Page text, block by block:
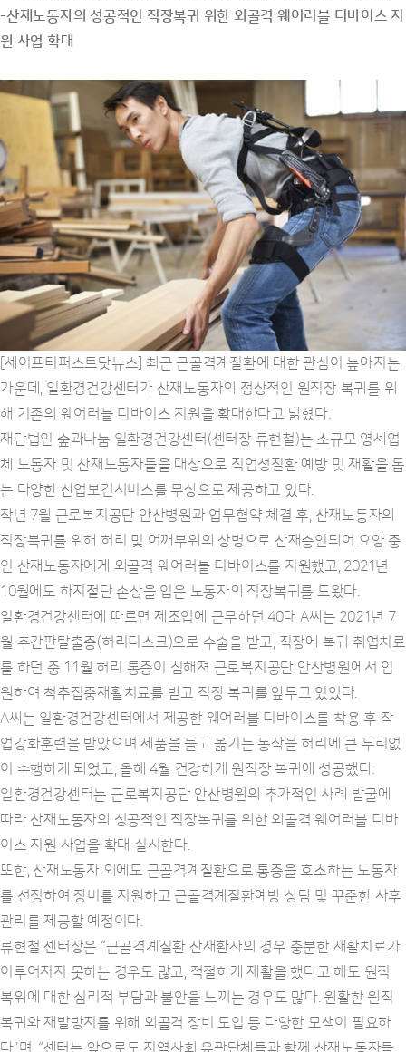
일
환
경
센
격
계
산
재
노
동
자'
근
로
복
귀
위
한
어
러
블
디
바
이
스
원
사
업
확
대
실
-
상
세
정
보
-산재노동자의 성공적인 직장복귀 위한 외골격 웨어러블 디바이스 지
원 사업 확대
[세이프티퍼스트닷뉴스] 최근 근골격계질환에 대한 관심이 높아지는
가운데, 일환경건강센터가 산재노동자의 정상적인 원직장 복귀를 위
해 기존의 웨어러블 디바이스 지원을 확대한다고 밝혔다.
재단법인 숲과나눔 일환경건강센터(센터장 류현철)는 소규모 영세업
체 노동자 및 산재노동자들을 대상으로 직업성질환 예방 및 재활을 돕
는 다양한 산업보건서비스를 무상으로 제공하고 있다.
작년 7월 근로복지공단 안산병원과 업무협약 체결 후, 산재노동자의
직장복귀를 위해 허리 및 어깨부위의 상병으로 산재승인되어 요양 중
인 산재노동자에게 외골격 웨어러블 디바이스를 지원했고, 2021년
10월에도 하지절단 손상을 입은 노동자의 직장복귀를 도왔다.
일환경건강센터에 따르면 제조업에 근무하던 40대 A씨는 2021년 7
월 추간판탈출증(허리디스크)으로 수술을 받고, 직장에 복귀 취업치료
를 하던 중 11월 허리 통증이 심해져 근로복지공단 안산병원에서 입
원하여 척추집중재활치료를 받고 직장 복귀를 앞두고 있었다.
A씨는 일환경건강센터에서 제공한 웨어러블 디바이스를 착용 후 작
업강화훈련을 받았으며 제품을 들고 옮기는 동작을 허리에 큰 무리없
이 수행하게 되었고, 올해 4월 건강하게 원직장 복귀에 성공했다.
일환경건강센터는 근로복지공단 안산병원의 추가적인 사례 발굴에
따라 산재노동자의 성공적인 직장복귀를 위한 외골격 웨어러블 디바
이스 지원 사업을 확대 실시한다.
또한, 산재노동자 외에도 근골격계질환으로 통증을 호소하는 노동자
를 선정하여 장비를 지원하고 근골격계질환예방 상담 및 꾸준한 사후
관리를 제공할 예정이다.
류현철 센터장은 “근골격계질환 산재환자의 경우 충분한 재활치료가
이루어지지 못하는 경우도 많고, 적절하게 재활을 했다고 해도 원직
복위에 대한 심리적 부담과 불안을 느끼는 경우도 많다. 원활한 원직
복귀와 재발방지를 위해 외골격 장비 도입 등 다양한 모색이 필요하
다”며, “센터는 앞으로도 지역사회 유관단체들과 함께 산재노동자들